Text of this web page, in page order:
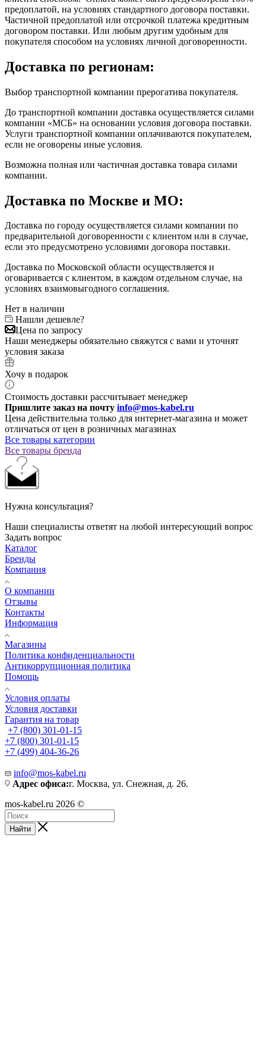
предоплатой, на условиях стандартного договора поставки.
Частичной предоплатой или отсрочкой платежа кредитным
договором поставки. Или любым другим удобным для
покупателя способом на условиях личной договоренности.
Доставка по регионам:
Выбор транспортной компании прерогатива покупателя.
До транспортной компании доставка осуществляется силами
компании «МСБ» на основании условия договора поставки.
Услуги транспортной компании оплачиваются покупателем,
если не оговорены иные условия.
Возможна полная или частичная доставка товара силами
компании.
Доставка по Москве и МО:
Доставка по городу осуществляется силами компании по
предварительной договоренности с клиентом или в случае,
если это предусмотрено условиями договора поставки.
Доставка по Московской области осуществляется и
оговаривается с клиентом, в каждом отдельном случае, на
условиях взаимовыгодного соглашения.
Нет в наличии
Нашли дешевле?
Цена по запросу
Наши менеджеры обязательно свяжутся с вами и уточнят
условия заказа
Хочу в подарок
Стоимость доставки рассчитывает менеджер
Пришлите заказ на почту info@mos-kabel.ru
Цена действительна только для интернет-магазина и может
отличаться от цен в розничных магазинах
Все товары категории
Все товары бренда
Нужна консультация?
Наши специалисты ответят на любой интересующий вопрос
Задать вопрос
Каталог
Бренды
Компания
О компании
Отзывы
Контакты
Информация
Магазины
Политика конфиденциальности
Антикоррупционная политика
Помощь
Условия оплаты
Условия доставки
Гарантия на товар
+7 (800) 301-01-15
+7 (800) 301-01-15
+7 (499) 404-36-26
info@mos-kabel.ru
Адрес офиса:г. Москва, ул. Снежная, д. 26.
mos-kabel.ru 2026 ©
Найти